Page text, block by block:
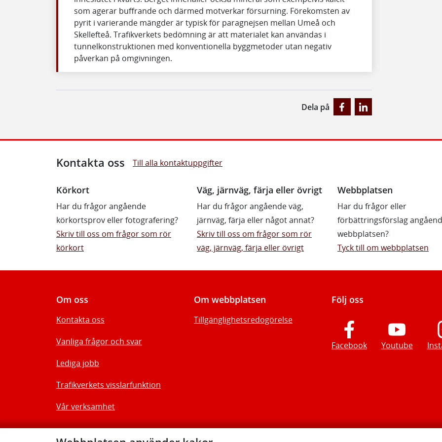
som agerar buffrande och därmed motverkar försurning. Förekomsten av
pyrit i varierande mängder är typisk för paragnejsen mellan Umeå och
Skellefteå. Trafikverkets bedömning är att materialet kan användas i
tunnelkonstruktionen med konventionella byggmetoder utan negativ
påverkan på omgivningen.
Dela på
Kontakta oss Till alla kontaktuppgifter
Körkort
Har du frågor angående
körkortsprov eller fotografering?
Skriv till oss om frågor som rör
körkort
Väg, järnväg, färja eller övrigt
Har du frågor angående väg,
järnväg, färja eller något annat?
Skriv till oss om frågor som rör
väg, järnväg, färja eller övrigt
Webbplatsen
Har du frågor eller
förbättringsförslag
webbplatsen?
Tyck till om webbplatsen
Om oss
Kontakta oss
Vanliga frågor och svar
Lediga jobb
Trafikverkets visslarfunktion
Vår verksamhet
Om webbplatsen
Tillgänglighetsredogörelse
Följ oss
Facebook Youtube